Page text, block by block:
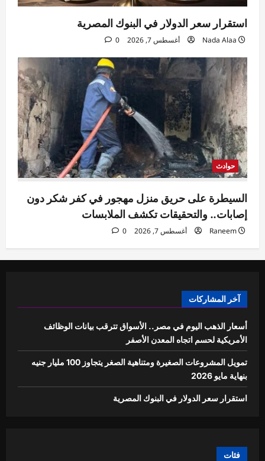
استقرار سعر الدولار في البنوك المصرية
Nada Alaa أغسطس 7, 2026 0
حوادث
السيطرة على حريق منزل مهجور في كفر شكر دون
إصابات.. والتحقيقات تكشف الملابسات
Raneem أغسطس 7, 2026 0
آخر المشاركات
أسعار الذهب اليوم في مصر.. الأسواق تترقب بيانات الوظائف
الأمريكية لحسم اتجاه المعدن الأصفر
تمويل المشروعات الصغيرة ومتناهية الصغر يتجاوز 100 مليار جنيه
بنهاية مايو 2026
استقرار سعر الدولار في البنوك المصرية
فئات